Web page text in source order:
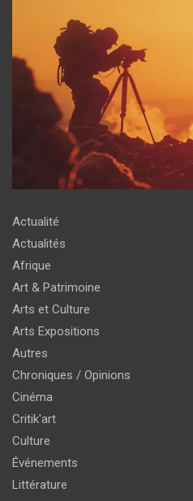
Actualité
Actualités
Afrique
Art & Patrimoine
Arts et Culture
Arts Expositions
Autres
Chroniques / Opinions
Cinéma
Critik'art
Culture
Événements
Littérature